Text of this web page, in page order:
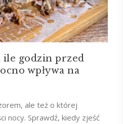
ile godzin przed
wpływa na
ale też o której
nocy. Sprawdź, kiedy zjeść